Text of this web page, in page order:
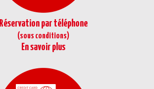
Réservation par téléphone
(sous conditions)
En savoir plus